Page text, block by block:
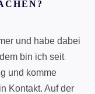
und habe dabei
bin ich seit
und komme
Kontakt. Auf der